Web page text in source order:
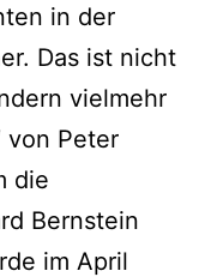
in der
Das ist nicht
vielmehr
von Peter
die
Bernstein
im April